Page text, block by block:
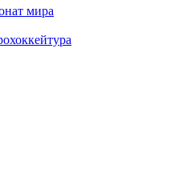
мира